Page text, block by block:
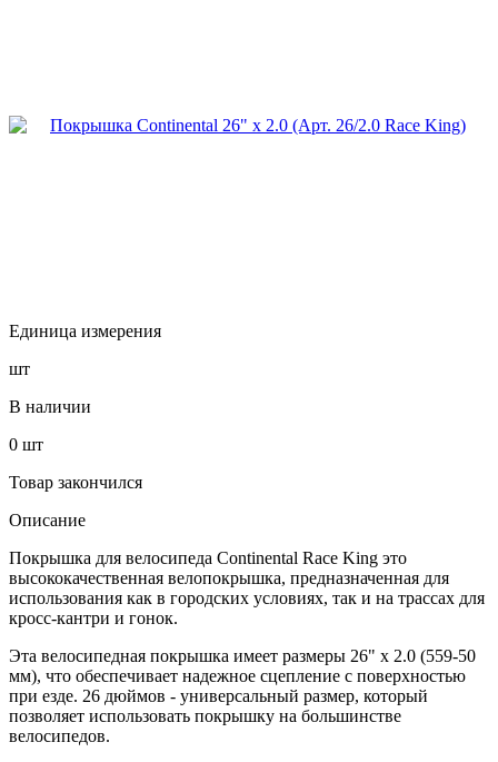
Единица измерения
шт
В наличии
0 шт
Товар закончился
Описание
Покрышка для велосипеда Continental Race King это
высококачественная велопокрышка, предназначенная для
использования как в городских условиях, так и на трассах для
кросс-кантри и гонок.
Эта велосипедная покрышка имеет размеры 26" x 2.0 (559-50
мм), что обеспечивает надежное сцепление с поверхностью
при езде. 26 дюймов - универсальный размер, который
позволяет использовать покрышку на большинстве
велосипедов.